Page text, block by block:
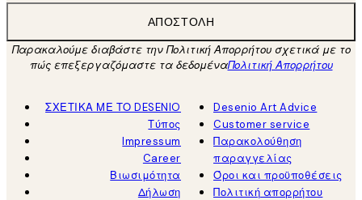
ΑΠΟΣΤΟΛΉ
Παρακαλούμε διαβάστε την Πολιτική Απορρήτου σχετικά με το
πώς επεξεργαζόμαστε τα δεδομέναΠολιτική Απορρήτου
ΣΧΕΤΙΚΑ ΜΕ ΤΟ DESENIO
Τύπος
Impressum
Career
Βιωσιμότητα
Δήλωση
Desenio Art Advice
Customer service
Παρακολούθηση
παραγγελίας
Όροι και προϋποθέσεις
Πολιτική απορρήτου